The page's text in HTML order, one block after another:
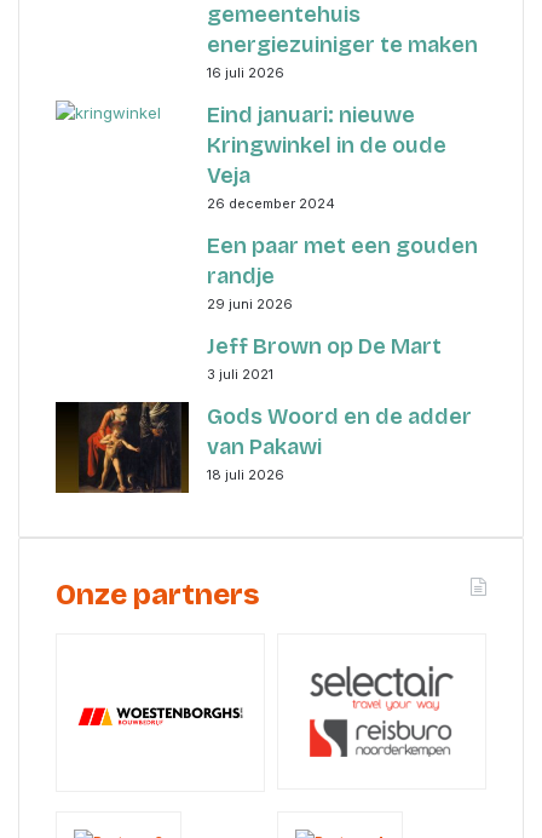
gemeentehuis
energiezuiniger te maken
16 juli 2026
Eind januari: nieuwe
Kringwinkel in de oude
Veja
26 december 2024
Een paar met een gouden
randje
29 juni 2026
Jeff Brown op De Mart
3 juli 2021
Gods Woord en de adder
van Pakawi
18 juli 2026
Onze partners